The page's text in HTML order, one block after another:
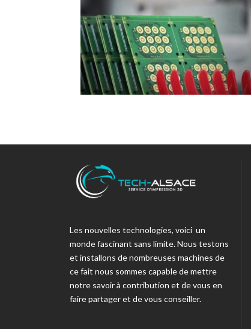
Les nouvelles technologies, voici un
monde fascinant sans limite. Nous testons
et installons de nombreuses machines de
ce fait nous sommes capable de mettre
notre savoir à contribution et de vous en
faire partager et de vous conseiller.